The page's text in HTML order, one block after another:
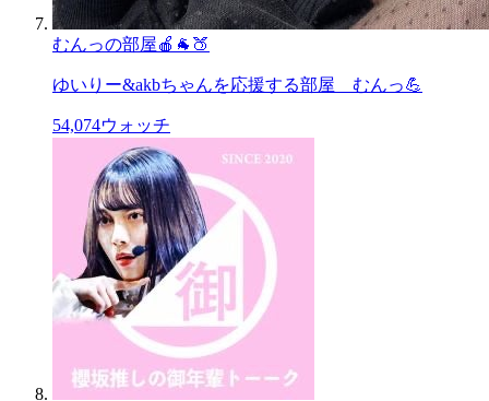
むんっの部屋🍎🐐🍑
ゆいりー&akbちゃんを応援する部屋 むんっ💪
54,074ウォッチ